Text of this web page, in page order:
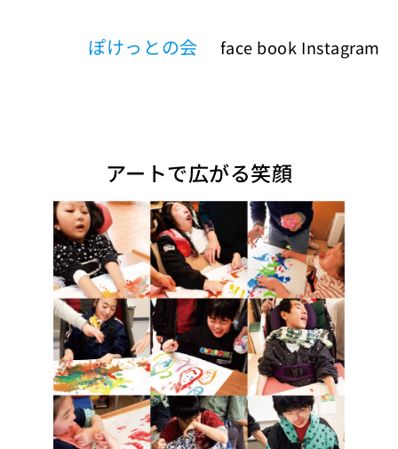
ぽけっとの会 face book Instagram
アートで広がる笑顔